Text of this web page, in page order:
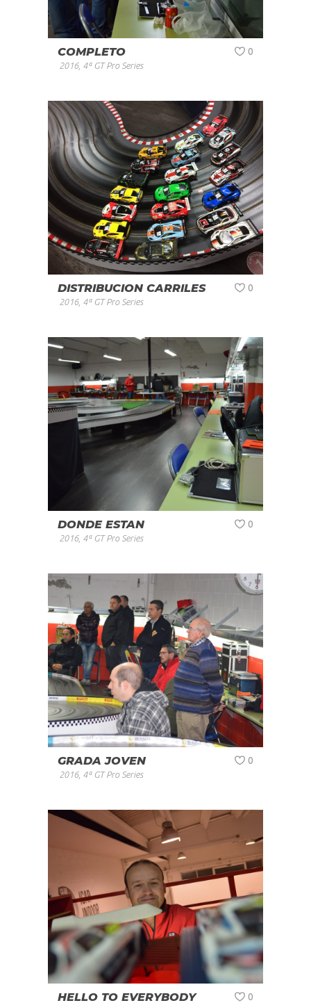
COMPLETO
2016, 4ª GT Pro Series
0
DISTRIBUCION CARRILES
2016, 4ª GT Pro Series
0
DONDE ESTAN
2016, 4ª GT Pro Series
0
GRADA JOVEN
2016, 4ª GT Pro Series
0
HELLO TO EVERYBODY 0